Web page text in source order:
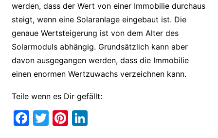
werden, dass der Wert von einer Immobilie durchaus
steigt, wenn eine Solaranlage eingebaut ist. Die
genaue Wertsteigerung ist von dem Alter des
Solarmoduls abhängig. Grundsätzlich kann aber
davon ausgegangen werden, dass die Immobilie
einen enormen Wertzuwachs verzeichnen kann.
Teile wenn es Dir gefällt:
F T Pi Li